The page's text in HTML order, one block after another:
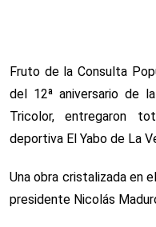
Fruto de la Consulta
del 12ª aniversario de
Tricolor, entregaron
deportiva El Yabo de La
Una obra cristalizada en
presidente Nicolás